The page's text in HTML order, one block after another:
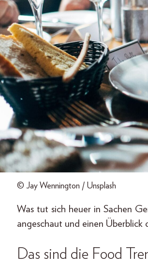
© Jay Wennington / Unsplash
Was tut sich heuer in Sachen
angeschaut und einen Überblick
Das sind die Food